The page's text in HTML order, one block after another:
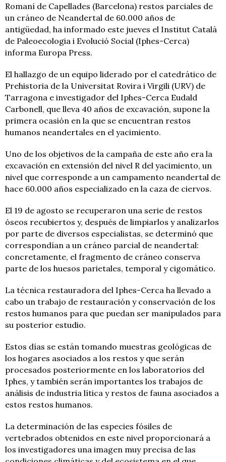
Romaní de Capellades (Barcelona) restos parciales de
un cráneo de Neandertal de 60.000 años de
antigüedad, ha informado este jueves el Institut Català
de Paleoecologia i Evolució Social (Iphes-Cerca)
informa Europa Press.
El hallazgo de un equipo liderado por el catedrático de
Prehistoria de la Universitat Rovira i Virgili (URV) de
Tarragona e investigador del Iphes-Cerca Eudald
Carbonell, que lleva 40 años de excavación, supone la
primera ocasión en la que se encuentran restos
humanos neandertales en el yacimiento.
Uno de los objetivos de la campaña de este año era la
excavación en extensión del nivel R del yacimiento, un
nivel que corresponde a un campamento neandertal de
hace 60.000 años especializado en la caza de ciervos.
El 19 de agosto se recuperaron una serie de restos
óseos recubiertos y, después de limpiarlos y analizarlos
por parte de diversos especialistas, se determinó que
correspondían a un cráneo parcial de neandertal:
concretamente, el fragmento de cráneo conserva
parte de los huesos parietales, temporal y cigomático.
La técnica restauradora del Iphes-Cerca ha llevado a
cabo un trabajo de restauración y conservación de los
restos humanos para que puedan ser manipulados para
su posterior estudio.
Estos días se están tomando muestras geológicas de
los hogares asociados a los restos y que serán
procesados posteriormente en los laboratorios del
Iphes, y también serán importantes los trabajos de
análisis de industria lítica y restos de fauna asociados a
estos restos humanos.
La determinación de las especies fósiles de
vertebrados obtenidos en este nivel proporcionará a
los investigadores una imagen muy precisa de las